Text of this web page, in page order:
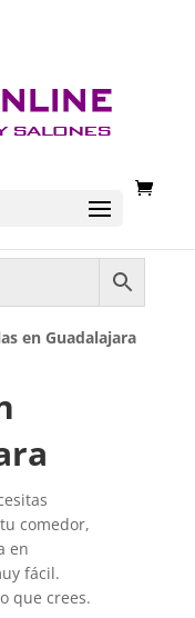
en Guadalajara
comedor,
en
fácil.
que crees.